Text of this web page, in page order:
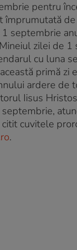
pentru
împrumutată de
septembrie
zilei de 1
cu luna
primă zi
ardere de
Iisus
cuvitele
.